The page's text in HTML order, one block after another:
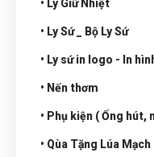
• Ly Giữ Nhiệt
• Ly Sứ _ Bộ Ly Sứ
• Ly sứ in logo - In
• Nến thơm
• Phụ kiện ( Ống hút,
• Qùa Tặng Lúa